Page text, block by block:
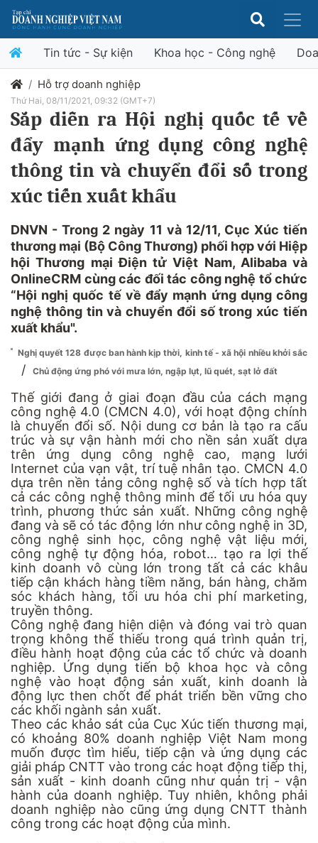
Tin tức - Sự kiện Khoa học - Công nghệ
Hỗ trợ doanh nghiệp
Thứ Hai, 08/11/2021, 09:32 (GMT+7)
Sắp diễn ra Hội nghị quốc tế về
đẩy mạnh ứng dụng công nghệ
thông tin và chuyển đổi số trong
xúc tiến xuất khẩu
DNVN - Trong 2 ngày 11 và 12/11, Cục Xúc tiến
thương mại (Bộ Công Thương) phối hợp với Hiệp
hội Thương mại Điện tử Việt Nam, Alibaba và
OnlineCRM cùng các đối tác công nghệ tổ chức
“Hội nghị quốc tế về đẩy mạnh ứng dụng công
nghệ thông tin và chuyển đổi số trong xúc tiến
xuất khẩu".
Nghị quyết 128 được ban hành kịp thời, kinh tế - xã hội nhiều khởi sắc
/ Chủ động ứng phó với mưa lớn, ngập lụt, lũ quét, sạt lở đất
Thế giới đang ở giai đoạn đầu của cách mạng
công nghệ 4.0 (CMCN 4.0), với hoạt động chính
là chuyển đổi số. Nội dung cơ bản là tạo ra cấu
trúc và sự vận hành mới cho nền sản xuất dựa
trên ứng dụng công nghệ cao, mạng lưới
Internet của vạn vật, trí tuệ nhân tạo. CMCN 4.0
dựa trên nền tảng công nghệ số và tích hợp tất
cả các công nghệ thông minh để tối ưu hóa quy
trình, phương thức sản xuất. Những công nghệ
đang và sẽ có tác động lớn như công nghệ in 3D,
công nghệ sinh học, công nghệ vật liệu mới,
công nghệ tự động hóa, robot… tạo ra lợi thế
kinh doanh vô cùng lớn trong tất cả các khâu
tiếp cận khách hàng tiềm năng, bán hàng, chăm
sóc khách hàng, tối ưu hóa chi phí marketing,
truyền thông.
Công nghệ đang hiện diện và đóng vai trò quan
trọng không thể thiếu trong quá trình quản trị,
điều hành hoạt động của các tổ chức và doanh
nghiệp. Ứng dụng tiến bộ khoa học và công
nghệ vào hoạt động sản xuất, kinh doanh là
động lực then chốt để phát triển bền vững cho
các khối ngành sản xuất.
Theo các khảo sát của Cục Xúc tiến thương mại,
có khoảng 80% doanh nghiệp Việt Nam mong
muốn được tìm hiểu, tiếp cận và ứng dụng các
giải pháp CNTT vào trong các hoạt động tiếp thị,
sản xuất - kinh doanh cũng như quản trị - vận
hành của doanh nghiệp. Tuy nhiên, không phải
doanh nghiệp nào cũng ứng dụng CNTT thành
công trong các hoạt động của mình.